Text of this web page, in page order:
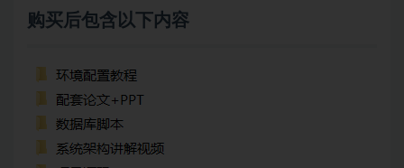
购买后包含以下内容